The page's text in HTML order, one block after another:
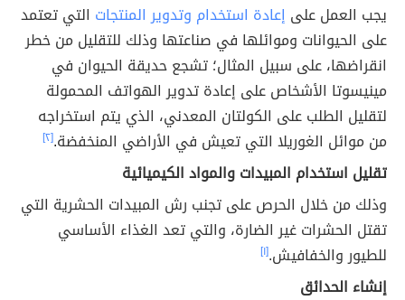
يجب العمل على إعادة استخدام وتدوير المنتجات التي تعتمد
على الحيوانات وموائلها في صناعتها وذلك للتقليل من خطر
انقراضها، على سبيل المثال؛ تشجع حديقة الحيوان في
مينيسوتا الأشخاص على إعادة تدوير الهواتف المحمولة
لتقليل الطلب على الكولتان المعدني، الذي يتم استخراجه
من موائل الغوريلا التي تعيش في الأراضي المنخفضة.[٢]
تقليل استخدام المبيدات والمواد الكيميائية
وذلك من خلال الحرص على تجنب رش المبيدات الحشرية التي
تقتل الحشرات غير الضارة، والتي تعد الغذاء الأساسي
للطيور والخفافيش.[١]
إنشاء الحدائق